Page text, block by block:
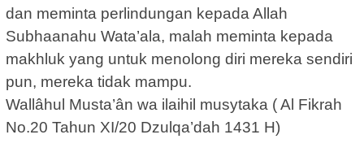
dan meminta perlindungan kepada Allah
Subhaanahu Wata’ala, malah meminta kepada
makhluk yang untuk menolong diri mereka sendiri
pun, mereka tidak mampu.
Wallâhul Musta’ân wa ilaihil musytaka ( Al Fikrah
No.20 Tahun XI/20 Dzulqa’dah 1431 H)